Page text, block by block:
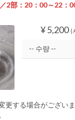
2部：20：00～22：
¥ 5,200 (
する場合がございま